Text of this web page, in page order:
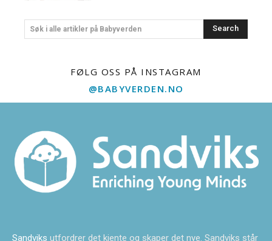
Søk i alle artikler på Babyverden Search
FØLG OSS PÅ INSTAGRAM
@BABYVERDEN.NO
Sandviks utfordrer det kjente og skaper det nye. Sandviks står